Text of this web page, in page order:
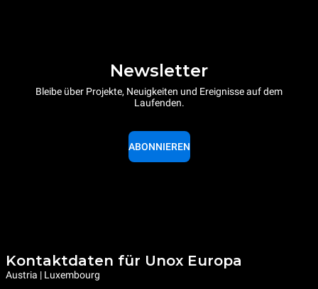
Newsletter
Bleibe über Projekte, Neuigkeiten und Ereignisse auf dem
Laufenden.
ABONNIEREN
Kontaktdaten für Unox Europa
Austria | Luxembourg